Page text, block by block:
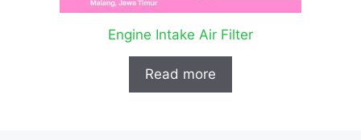
Engine Intake Air Filter
Read more